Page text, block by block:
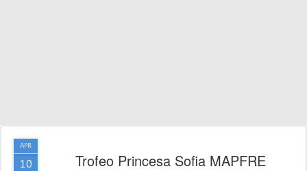
APR
10 Trofeo Princesa Sofia MAPFRE